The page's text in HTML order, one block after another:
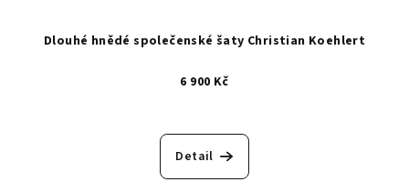
Dlouhé hnědé společenské šaty Christian Koehlert
6 900 Kč
Detail